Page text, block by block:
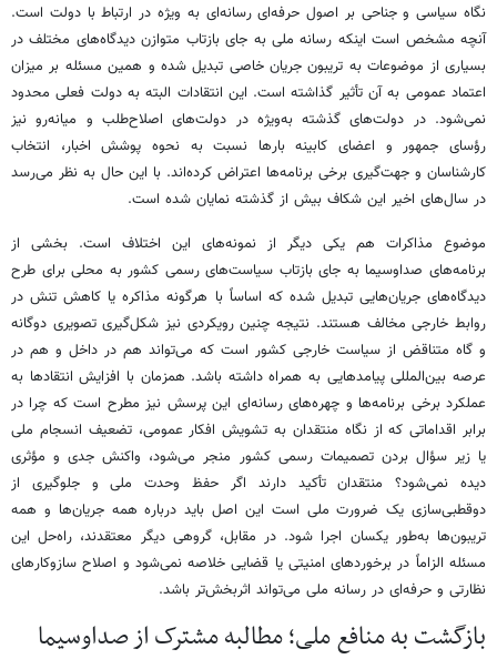
نگاه سیاسی و جناحی بر اصول حرفه‌ای رسانه‌ای به ویژه در ارتباط با دولت است.
آنچه مشخص است اینکه رسانه ملی به جای بازتاب متوازن دیدگاه‌های مختلف در
بسیاری از موضوعات به تریبون جریان خاصی تبدیل شده و همین مسئله بر میزان
اعتماد عمومی به آن تأثیر گذاشته است. این انتقادات البته به دولت فعلی محدود
نمی‌شود. در دولت‌های گذشته به‌ویژه در دولت‌های اصلاح‌طلب و میانه‌رو نیز
رؤسای جمهور و اعضای کابینه بارها نسبت به نحوه پوشش اخبار، انتخاب
کارشناسان و جهت‌گیری برخی برنامه‌ها اعتراض کرده‌اند. با این حال به نظر می‌رسد
در سال‌های اخیر این شکاف بیش از گذشته نمایان شده است.
موضوع مذاکرات هم یکی دیگر از نمونه‌های این اختلاف است. بخشی از
برنامه‌های صداوسیما به جای بازتاب سیاست‌های رسمی کشور به محلی برای طرح
دیدگاه‌های جریان‌هایی تبدیل شده که اساساً با هرگونه مذاکره یا کاهش تنش در
روابط خارجی مخالف هستند. نتیجه چنین رویکردی نیز شکل‌گیری تصویری دوگانه
و گاه متناقض از سیاست خارجی کشور است که می‌تواند هم در داخل و هم در
عرصه بین‌المللی پیامدهایی به همراه داشته باشد. همزمان با افزایش انتقادها به
عملکرد برخی برنامه‌ها و چهره‌های رسانه‌ای این پرسش نیز مطرح است که چرا در
برابر اقداماتی که از نگاه منتقدان به تشویش افکار عمومی، تضعیف انسجام ملی
یا زیر سؤال بردن تصمیمات رسمی کشور منجر می‌شود، واکنش جدی و مؤثری
دیده نمی‌شود؟ منتقدان تأکید دارند اگر حفظ وحدت ملی و جلوگیری از
دوقطبی‌سازی یک ضرورت ملی است این اصل باید درباره همه جریان‌ها و همه
تریبون‌ها به‌طور یکسان اجرا شود. در مقابل، گروهی دیگر معتقدند، راه‌حل این
مسئله الزاماً در برخوردهای امنیتی یا قضایی خلاصه نمی‌شود و اصلاح سازوکارهای
نظارتی و حرفه‌ای در رسانه ملی می‌تواند اثربخش‌تر باشد.
بازگشت به منافع ملی؛ مطالبه مشترک از صداوسیما